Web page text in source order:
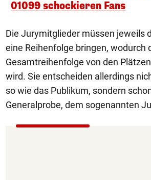
01099 schockieren Fans
Die Jurymitglieder müssen jeweils
eine Reihenfolge bringen, wodurch
Gesamtreihenfolge von den
wird. Sie entscheiden allerdings
so wie das Publikum, sondern
Generalprobe, dem sogenannten